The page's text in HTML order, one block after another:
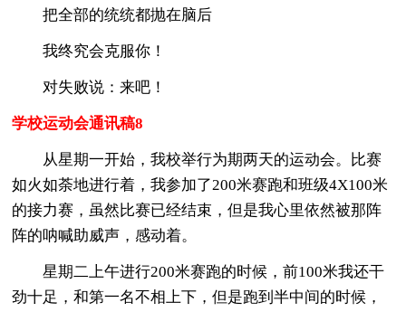
把全部的统统都抛在脑后
我终究会克服你！
对失败说：来吧！
学校运动会通讯稿8
从星期一开始，我校举行为期两天的运动会。比赛
如火如荼地进行着，我参加了200米赛跑和班级4X100米
的接力赛，虽然比赛已经结束，但是我心里依然被那阵
阵的呐喊助威声，感动着。
星期二上午进行200米赛跑的时候，前100米我还干
劲十足，和第一名不相上下，但是跑到半中间的时候，